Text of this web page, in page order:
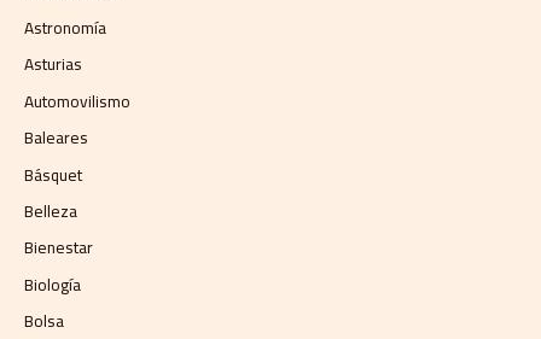
Astronomía
Asturias
Automovilismo
Baleares
Básquet
Belleza
Bienestar
Biología
Bolsa